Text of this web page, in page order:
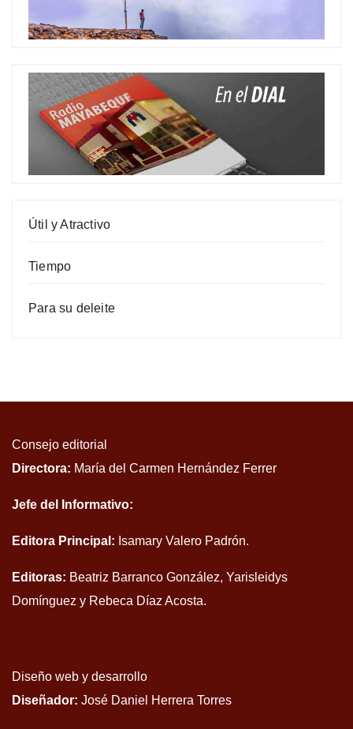
Útil y Atractivo
Tiempo
Para su deleite
Consejo editorial
Directora: María del Carmen Hernández Ferrer
Jefe del Informativo:
Editora Principal: Isamary Valero Padrón.
Editoras: Beatriz Barranco González, Yarisleidys
Domínguez y Rebeca Díaz Acosta.
Diseño web y desarrollo
Diseñador: José Daniel Herrera Torres